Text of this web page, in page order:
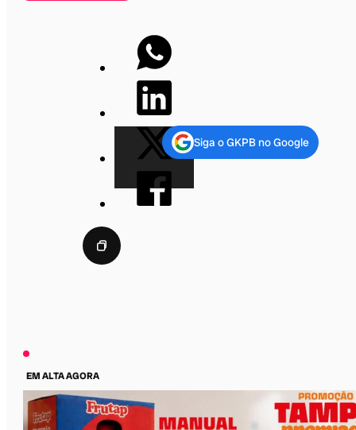
Siga o GKPB no Google
EM ALTA AGORA